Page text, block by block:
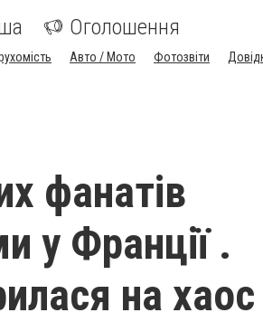
Оголошення
Авто / Мото Фотозвіти
фанатів
у Франції .
на хаос